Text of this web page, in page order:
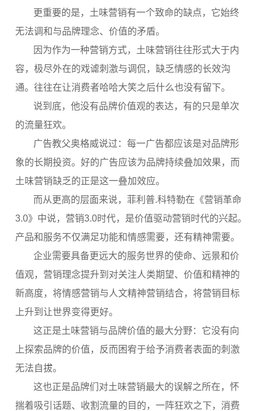
更重要的是，土味营销有一个致命的缺点，它始终
无法调和与品牌理念、价值的矛盾。
因为作为一种营销方式，土味营销往往形式大于内
容，极尽外在的戏谑刺激与调侃，缺乏情感的长效沟
通。往往在让消费者哈哈大笑之后什么也没有留下。
说到底，他没有品牌价值观的表达，有的只是单次
的流量狂欢。
广告教父奥格威说过：每一广告都应该是对品牌形
象的长期投资。好的广告应该为品牌持续叠加效果，而
土味营销缺乏的正是这一叠加效应。
而从更高的层面来说，菲利普.科特勒在《营销革命
3.0》中说，营销3.0时代，是价值驱动营销时代的兴起。
产品和服务不仅满足功能和情感需要，还有精神需要。
企业需要具备更远大的服务世界的使命、远景和价
值观，营销理念提升到对关注人类期望、价值和精神的
新高度，将情感营销与人文精神营销结合，将营销目标
上升到让世界变得更好。
这正是土味营销与品牌价值的最大分野：它没有向
上探索品牌的价值，反而困宥于给予消费者表面的刺激
无法自拔。
这也正是品牌们对土味营销最大的误解之所在，怀
揣着吸引话题、收割流量的目的，一阵狂欢之下，消费